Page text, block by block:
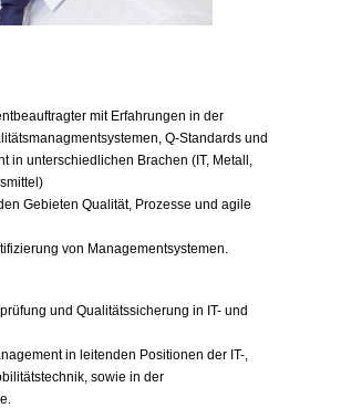
mit Erfahrungen in der
Q-Standards und
in unterschiedlichen Brachen (IT, Metall,
Gebieten Qualität, Prozesse und agile
von Managementsystemen.
und Qualitätssicherung in IT- und
in leitenden Positionen der IT-,
sowie in der